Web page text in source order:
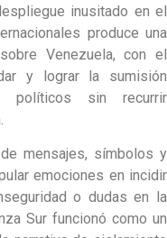
inusitado en el
produce una
Venezuela, con el
y lograr la sumisión
políticos sin recurrir
mensajes, símbolos y
emociones en incidir
o dudas en la
Sur funcionó como un